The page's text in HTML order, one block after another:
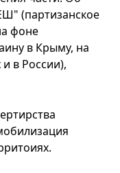
(партизанское
фоне
в Крыму, на
в России),